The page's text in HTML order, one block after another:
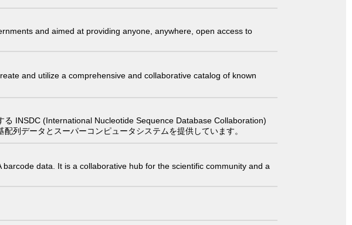
and aimed at providing anyone, anywhere, open access to
and utilize a comprehensive and collaborative catalog of known
INSDC (International Nucleotide Sequence Database Collaboration)
列データとスーパーコンピュータシステムを提供しています。
data. It is a collaborative hub for the scientific community and a